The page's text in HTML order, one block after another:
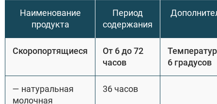
Наименование
продукта
Период
содержания
Скоропортящиеся
От 6 до 72
часов
6 градусов
— натуральная
молочная
36 часов